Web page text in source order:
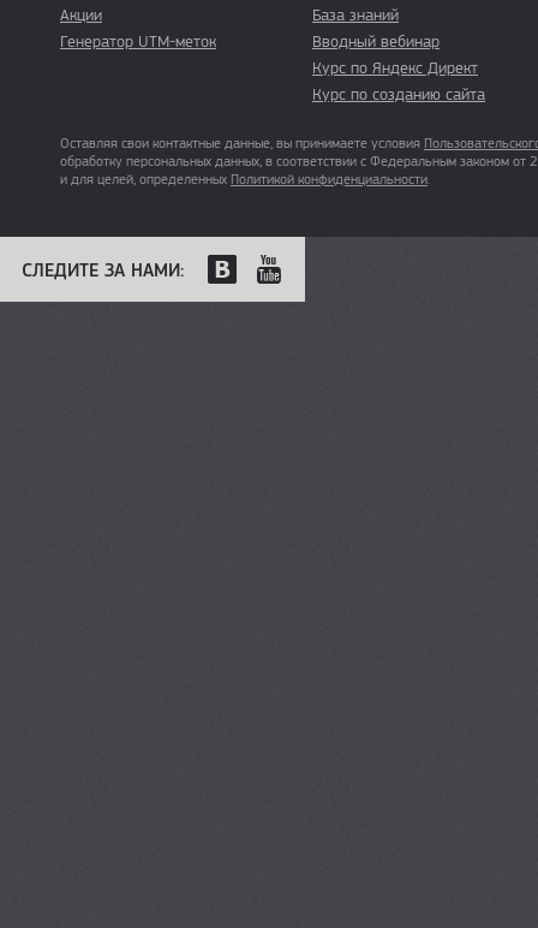
Акции
Генератор UTM-меток
База знаний
Вводный вебинар
Курс по Яндекс Директ
Курс по созданию сайта
Оставляя свои контактные данные, вы принимаете условия
обработку персональных данных, в соответствии с Федеральным законом
и для целей, определенных Политикой конфиденциальности.
СЛЕДИТЕ ЗА НАМИ: